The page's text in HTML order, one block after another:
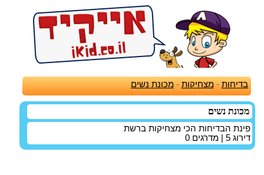
בדיחות -מצחיקות -מכונת נשים
מכונת נשים
פינת הבדיחות הכי מצחיקות ברשת
דירוג 5 | מדרגים 0